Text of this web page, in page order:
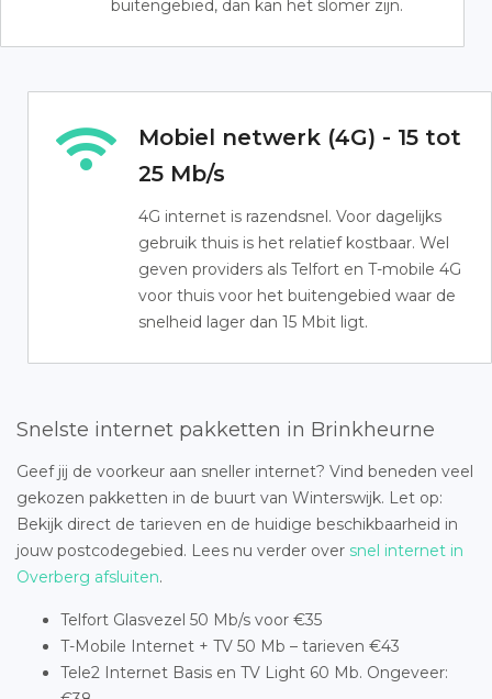
buitengebied, dan kan het slomer zijn.
Mobiel netwerk (4G) - 15 tot
25 Mb/s
4G internet is razendsnel. Voor dagelijks
gebruik thuis is het relatief kostbaar. Wel
geven providers als Telfort en T-mobile 4G
voor thuis voor het buitengebied waar de
snelheid lager dan 15 Mbit ligt.
Snelste internet pakketten in Brinkheurne
Geef jij de voorkeur aan sneller internet? Vind beneden veel
gekozen pakketten in de buurt van Winterswijk. Let op:
Bekijk direct de tarieven en de huidige beschikbaarheid in
jouw postcodegebied. Lees nu verder over snel internet in
Overberg afsluiten.
Telfort Glasvezel 50 Mb/s voor €35
T-Mobile Internet + TV 50 Mb – tarieven €43
Tele2 Internet Basis en TV Light 60 Mb. Ongeveer: